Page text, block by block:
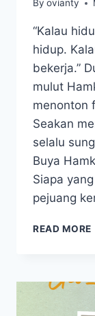
By ovianty
“Kalau
hidup.
bekerja.”
mulut
menonton
Seakan
selalu
Buya
Siapa
pejuang
READ MORE